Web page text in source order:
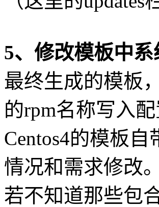
5、修改模板中
最终生成的模板
的rpm名称写入
Centos4的模板
情况和需求修改。
若不知道那些包